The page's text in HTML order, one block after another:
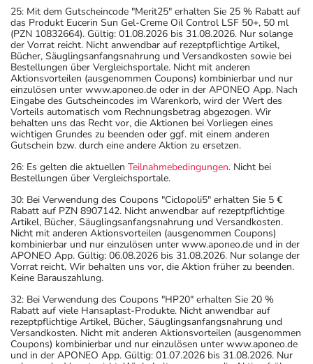
25: Mit dem Gutscheincode "Merit25" erhalten Sie 25 % Rabatt auf
das Produkt Eucerin Sun Gel-Creme Oil Control LSF 50+, 50 ml
(PZN 10832664). Gültig: 01.08.2026 bis 31.08.2026. Nur solange
der Vorrat reicht. Nicht anwendbar auf rezeptpflichtige Artikel,
Bücher, Säuglingsanfangsnahrung und Versandkosten sowie bei
Bestellungen über Vergleichsportale. Nicht mit anderen
Aktionsvorteilen (ausgenommen Coupons) kombinierbar und nur
einzulösen unter www.aponeo.de oder in der APONEO App. Nach
Eingabe des Gutscheincodes im Warenkorb, wird der Wert des
Vorteils automatisch vom Rechnungsbetrag abgezogen. Wir
behalten uns das Recht vor, die Aktionen bei Vorliegen eines
wichtigen Grundes zu beenden oder ggf. mit einem anderen
Gutschein bzw. durch eine andere Aktion zu ersetzen.
26: Es gelten die aktuellen Teilnahmebedingungen. Nicht bei
Bestellungen über Vergleichsportale.
30: Bei Verwendung des Coupons "Ciclopoli5" erhalten Sie 5 €
Rabatt auf PZN 8907142. Nicht anwendbar auf rezeptpflichtige
Artikel, Bücher, Säuglingsanfangsnahrung und Versandkosten.
Nicht mit anderen Aktionsvorteilen (ausgenommen Coupons)
kombinierbar und nur einzulösen unter www.aponeo.de und in der
APONEO App. Gültig: 06.08.2026 bis 31.08.2026. Nur solange der
Vorrat reicht. Wir behalten uns vor, die Aktion früher zu beenden.
Keine Barauszahlung.
32: Bei Verwendung des Coupons "HP20" erhalten Sie 20 %
Rabatt auf viele Hansaplast-Produkte. Nicht anwendbar auf
rezeptpflichtige Artikel, Bücher, Säuglingsanfangsnahrung und
Versandkosten. Nicht mit anderen Aktionsvorteilen (ausgenommen
Coupons) kombinierbar und nur einzulösen unter www.aponeo.de
und in der APONEO App. Gültig: 01.07.2026 bis 31.08.2026. Nur